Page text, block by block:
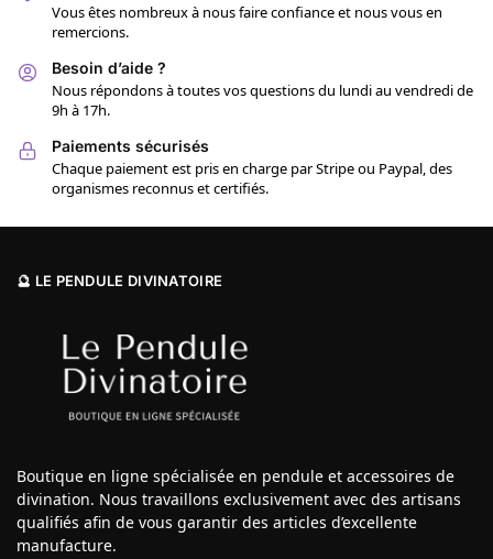
Vous êtes nombreux à nous faire confiance et nous vous en
remercions.
Besoin d’aide ?
Nous répondons à toutes vos questions du lundi au vendredi de
9h à 17h.
Paiements sécurisés
Chaque paiement est pris en charge par Stripe ou Paypal, des
organismes reconnus et certifiés.
🔮 LE PENDULE DIVINATOIRE
Boutique en ligne spécialisée en pendule et accessoires de
divination. Nous travaillons exclusivement avec des artisans
qualifiés afin de vous garantir des articles d’excellente
manufacture.